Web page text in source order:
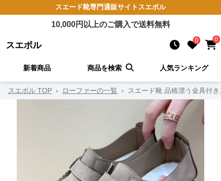
スエード靴専門通販サイト スエボル
10,000円以上のご購入で送料無料
スエボル 0 0
新着商品 商品を検索 人気ランキング
スエボル TOP › ローファーの一覧 › スエード靴 品格漂う金具付